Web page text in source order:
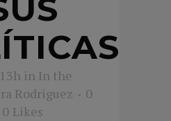
in In the
Rodriguez
0
0 Likes